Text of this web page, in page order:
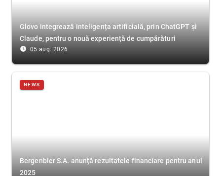
Glovo integrează inteligența artificială, prin ChatGPT și
Claude, pentru o nouă experiență de cumpărături
access_time_filled 05 aug. 2026
NEWS
Bergenbier S.A. anunță rezultatele financiare pentru anul
2025